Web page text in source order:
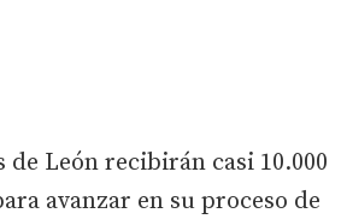
de León recibirán casi 10.000
avanzar en su proceso de